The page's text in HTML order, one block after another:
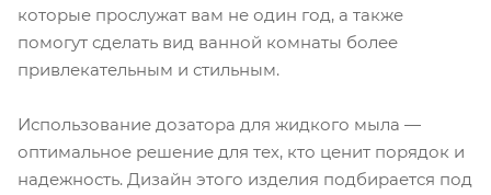
которые прослужат вам не один год, а также
помогут сделать вид ванной комнаты более
привлекательным и стильным.
Использование дозатора для жидкого мыла —
оптимальное решение для тех, кто ценит порядок и
надежность. Дизайн этого изделия подбирается под